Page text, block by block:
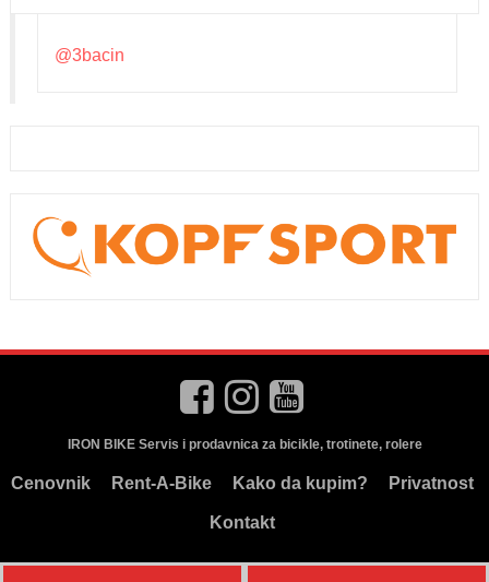
@3bacin
IRON BIKE Servis i prodavnica za bicikle, trotinete, rolere
Cenovnik Rent-A-Bike Kako da kupim? Privatnost
Kontakt